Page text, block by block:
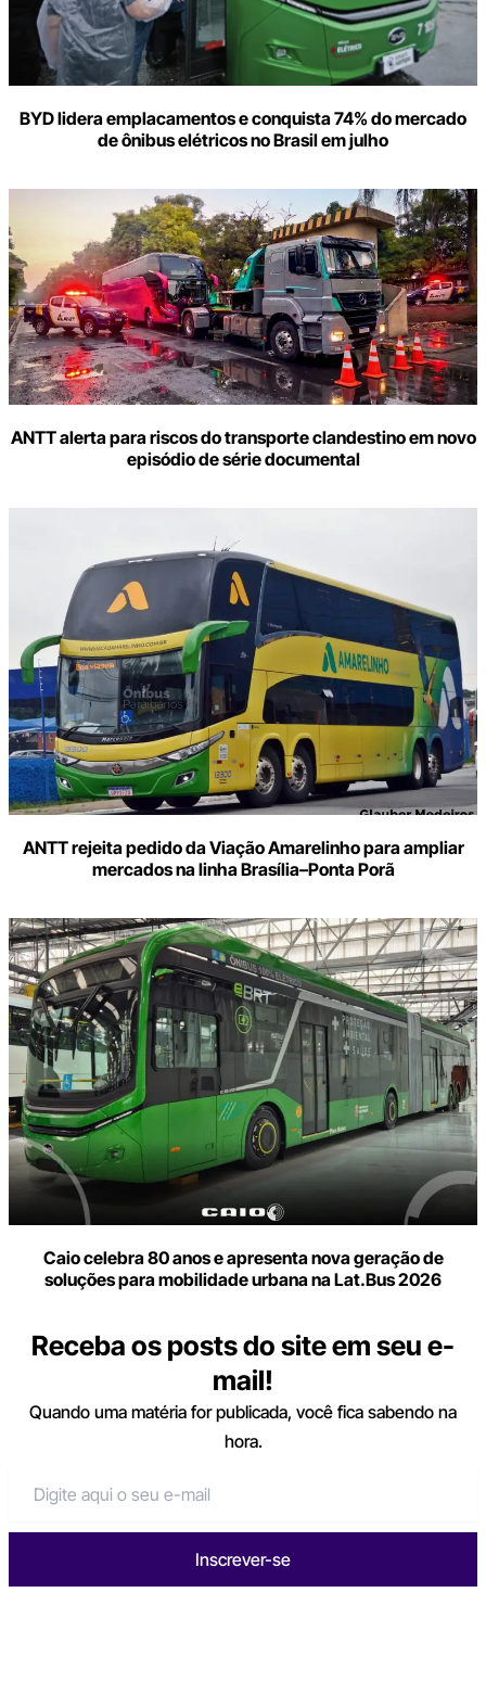
BYD lidera emplacamentos e conquista 74% do mercado
de ônibus elétricos no Brasil em julho
ANTT alerta para riscos do transporte clandestino em novo
episódio de série documental
ANTT rejeita pedido da Viação Amarelinho para ampliar
mercados na linha Brasília–Ponta Porã
Caio celebra 80 anos e apresenta nova geração de
soluções para mobilidade urbana na Lat.Bus 2026
Receba os posts do site em seu e-
mail!
Quando uma matéria for publicada, você fica sabendo na
hora.
Inscrever-se